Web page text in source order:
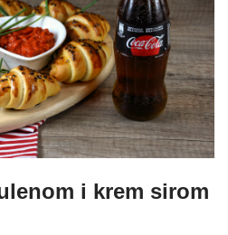
i krem sirom